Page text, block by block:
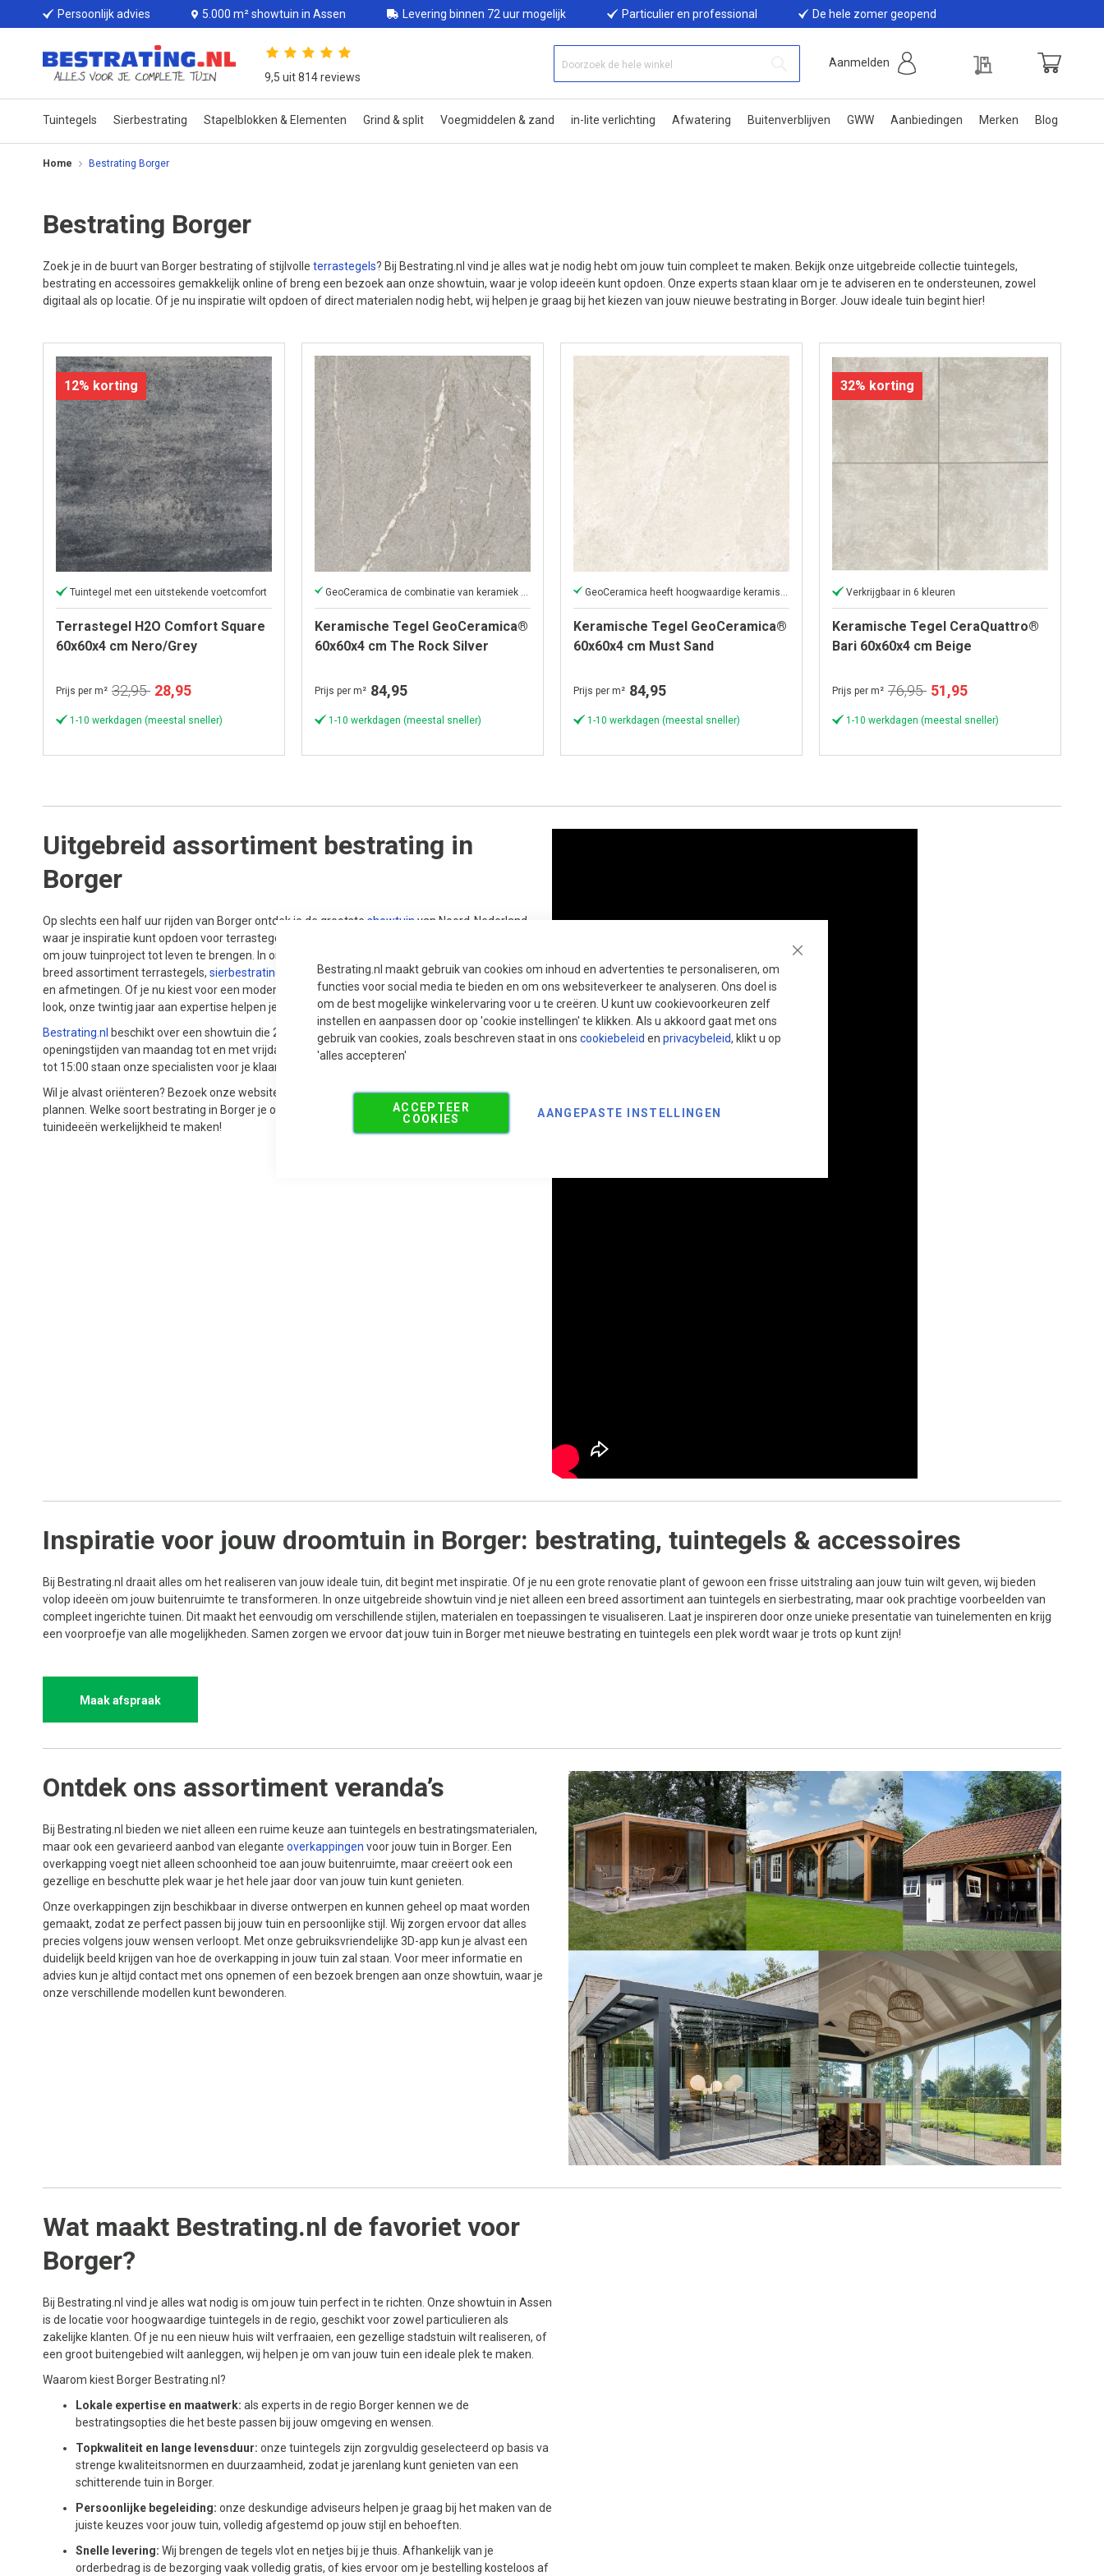
Bestrating.nl maakt gebruik van cookies om inhoud en advertenties te personaliseren, om
functies voor social media te bieden en om ons websiteverkeer te analyseren. Ons doel is
om de best mogelijke winkelervaring voor u te creëren. U kunt uw cookievoorkeuren zelf
instellen en aanpassen door op 'cookie instellingen' te klikken. Als u akkoord gaat met ons
gebruik van cookies, zoals beschreven staat in ons cookiebeleid en privacybeleid, klikt u op
'alles accepteren'
ACCEPTEER
COOKIES
AANGEPASTE INSTELLINGEN
Persoonlijk advies 5.000 m² showtuin in Assen Levering binnen 72 uur mogelijk Particulier en professional De hele zomer geopend
9,5 uit 814 reviews
Aanmelden
Tuintegels Sierbestrating Stapelblokken & Elementen Grind & split Voegmiddelen & zand in-lite verlichting Afwatering Buitenverblijven GWW Aanbiedingen Merken Blog
Home Bestrating Borger
Bestrating Borger
Zoek je in de buurt van Borger bestrating of stijlvolle terrastegels? Bij Bestrating.nl vind je alles wat je nodig hebt om jouw tuin compleet te maken. Bekijk onze uitgebreide collectie tuintegels,
bestrating en accessoires gemakkelijk online of breng een bezoek aan onze showtuin, waar je volop ideeën kunt opdoen. Onze experts staan klaar om je te adviseren en te ondersteunen, zowel
digitaal als op locatie. Of je nu inspiratie wilt opdoen of direct materialen nodig hebt, wij helpen je graag bij het kiezen van jouw nieuwe bestrating in Borger. Jouw ideale tuin begint hier!
12% korting
Tuintegel met een uitstekende voetcomfort
Terrastegel H2O Comfort Square
60x60x4 cm Nero/Grey
Prijs per m² 32,95 Speciale
28,95
1-10 werkdagen (meestal sneller)
GeoCeramica de combinatie van keramiek en beton in één tegel
Keramische Tegel GeoCeramica®
60x60x4 cm The Rock Silver
Prijs per m² 84,95
1-10 werkdagen (meestal sneller)
GeoCeramica heeft hoogwaardige keramische toplaag
Keramische Tegel GeoCeramica®
60x60x4 cm Must Sand
Prijs per m² 84,95
1-10 werkdagen (meestal sneller)
32% korting
Verkrijgbaar in 6 kleuren
Keramische Tegel CeraQuattro®
Bari 60x60x4 cm Beige
Prijs per m² 76,95 Speciale
51,95
1-10 werkdagen (meestal sneller)
Uitgebreid assortiment bestrating in
Borger
Op slechts een half uur rijden van Borger ontdek je de grootste showtuin van Noord-Nederland,
waar je inspiratie kunt opdoen voor terrastegels en bestrating. Bij ons vind je alles wat je nodig hebt
om jouw tuinproject tot leven te brengen. In onze 5000 m² grote showtuin presenteren we een
breed assortiment terrastegels, sierbestrating
en tuinaccessoires in uiteenlopende stijlen, kleuren
en afmetingen. Of je nu kiest voor een moderne uitstraling, een natuurlijke sfeer of een stoere
look, onze twintig jaar aan expertise helpen je bij het realiseren van jouw tuinwensen in Borger.
Bestrating.nl beschikt over een showtuin die 24/7 toegankelijk is voor inspiratie, en tijdens
openingstijden van maandag tot en met vrijdag tussen 08:00 en 17:00, en op zaterdag van 09:00
tot 15:00 staan onze specialisten voor je klaar om je persoonlijk te adviseren.
Wil je alvast oriënteren? Bezoek onze website om ons aanbod te bekijken en een afspraak in te
plannen. Welke soort bestrating in Borger je ook zoekt, wij staan voor je klaar om samen jouw
tuinideeën werkelijkheid te maken!
Inspiratie voor jouw droomtuin in Borger: bestrating, tuintegels & accessoires
Bij Bestrating.nl draait alles om het realiseren van jouw ideale tuin, dit begint met inspiratie. Of je nu een grote renovatie plant of gewoon een frisse uitstraling aan jouw tuin wilt geven, wij bieden
volop ideeën om jouw buitenruimte te transformeren. In onze uitgebreide showtuin vind je niet alleen een breed assortiment aan tuintegels en sierbestrating, maar ook prachtige voorbeelden van
compleet ingerichte tuinen. Dit maakt het eenvoudig om verschillende stijlen, materialen en toepassingen te visualiseren. Laat je inspireren door onze unieke presentatie van tuinelementen en krijg
een voorproefje van alle mogelijkheden. Samen zorgen we ervoor dat jouw tuin in Borger met nieuwe bestrating en tuintegels een plek wordt waar je trots op kunt zijn!
Maak afspraak
Ontdek ons assortiment veranda’s
Bij Bestrating.nl bieden we niet alleen een ruime keuze aan tuintegels en bestratingsmaterialen,
maar ook een gevarieerd aanbod van elegante overkappingen voor jouw tuin in Borger. Een
overkapping voegt niet alleen schoonheid toe aan jouw buitenruimte, maar creëert ook een
gezellige en beschutte plek waar je het hele jaar door van jouw tuin kunt genieten.
Onze overkappingen zijn beschikbaar in diverse ontwerpen en kunnen geheel op maat worden
gemaakt, zodat ze perfect passen bij jouw tuin en persoonlijke stijl. Wij zorgen ervoor dat alles
precies volgens jouw wensen verloopt. Met onze gebruiksvriendelijke 3D-app kun je alvast een
duidelijk beeld krijgen van hoe de overkapping in jouw tuin zal staan. Voor meer informatie en
advies kun je altijd contact met ons opnemen of een bezoek brengen aan onze showtuin, waar je
onze verschillende modellen kunt bewonderen.
Wat maakt Bestrating.nl de favoriet voor
Borger?
Bij Bestrating.nl vind je alles wat nodig is om jouw tuin perfect in te richten. Onze showtuin in Assen
is de locatie voor hoogwaardige tuintegels in de regio, geschikt voor zowel particulieren als
zakelijke klanten. Of je nu een nieuw huis wilt verfraaien, een gezellige stadstuin wilt realiseren, of
een groot buitengebied wilt aanleggen, wij helpen je om van jouw tuin een ideale plek te maken.
Waarom kiest Borger Bestrating.nl?
Lokale expertise en maatwerk: als experts in de regio Borger kennen we de
bestratingsopties die het beste passen bij jouw omgeving en wensen.
Topkwaliteit en lange levensduur: onze tuintegels zijn zorgvuldig geselecteerd op basis va
strenge kwaliteitsnormen en duurzaamheid, zodat je jarenlang kunt genieten van een
schitterende tuin in Borger.
Persoonlijke begeleiding: onze deskundige adviseurs helpen je graag bij het maken van de
juiste keuzes voor jouw tuin, volledig afgestemd op jouw stijl en behoeften.
Snelle levering: Wij brengen de tegels vlot en netjes bij je thuis. Afhankelijk van je
orderbedrag is de bezorging vaak volledig gratis, of kies ervoor om je bestelling kosteloos af